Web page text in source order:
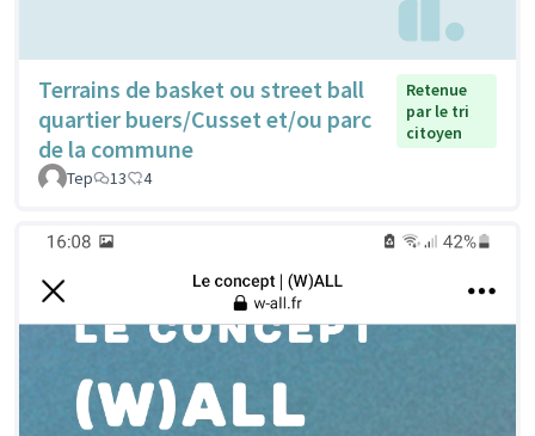
Terrains de basket ou street ball
quartier buers/Cusset et/ou parc
de la commune
Retenue
par le tri
citoyen
Tep 13 4